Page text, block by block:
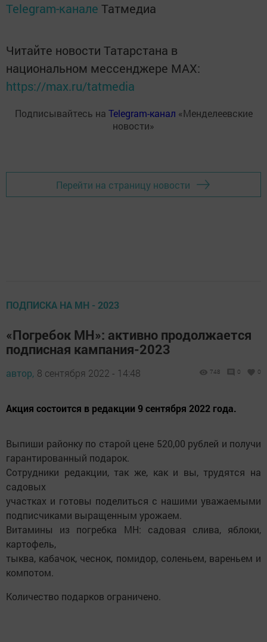
Telegram-канале Татмедиа
Читайте новости Татарстана в
национальном мессенджере MАХ:
https://max.ru/tatmedia
Подписывайтесь на Telegram-канал «Менделеевские
новости»
Перейти на страницу новости
ПОДПИСКА НА МН - 2023
«Погребок МН»: активно продолжается
подписная кампания-2023
автор, 8 сентября 2022 - 14:48 748 0 0
Акция состоится в редакции 9 сентября 2022 года.
Выпиши районку по старой цене 520,00 рублей и получи
гарантированный подарок.
Сотрудники редакции, так же, как и вы, трудятся на
садовых
участках и готовы поделиться с нашими уважаемыми
подписчиками выращенным урожаем.
Витамины из погребка МН: садовая слива, яблоки,
картофель,
тыква, кабачок, чеснок, помидор, соленьем, вареньем и
компотом.
Количество подарков ограничено.